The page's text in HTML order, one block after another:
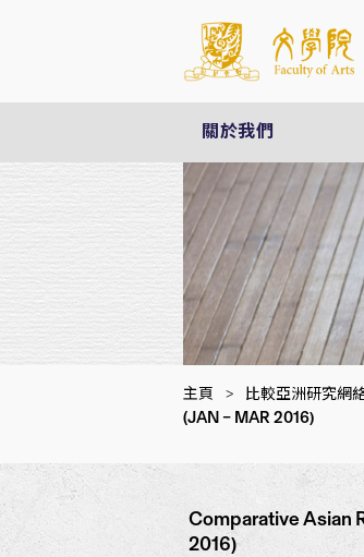
關於我們
主頁 > 比較亞洲研究網
(JAN – MAR 2016)
Comparative Asian
2016)